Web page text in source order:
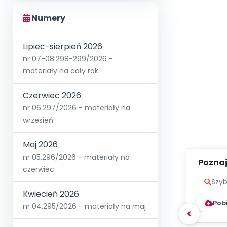
Numery
Lipiec-sierpień 2026
nr 07-08.298-299/2026 -
materiały na cały rok
Czerwiec 2026
nr 06.297/2026 - materiały na
wrzesień
Maj 2026
nr 05.296/2026 - materiały na
czerwiec
Kwiecień 2026
nr 04.295/2026 - materiały na maj